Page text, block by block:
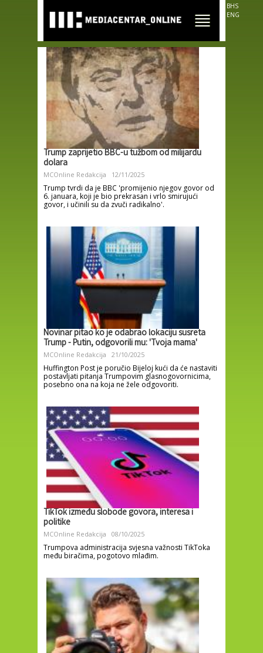
main
content
BHS
ENG
Trump zaprijetio BBC-u tužbom od milijardu
dolara
MCOnline Redakcija 12/11/2025
Trump tvrdi da je BBC 'promijenio njegov govor od
6. januara, koji je bio prekrasan i vrlo smirujući
govor, i učinili su da zvuči radikalno'.
Novinar pitao ko je odabrao lokaciju susreta
Trump - Putin, odgovorili mu: 'Tvoja mama'
MCOnline Redakcija 21/10/2025
Huffington Post je poručio Bijeloj kući da će nastaviti
postavljati pitanja Trumpovim glasnogovornicima,
posebno ona na koja ne žele odgovoriti.
TikTok između slobode govora, interesa i
politike
MCOnline Redakcija 08/10/2025
Trumpova administracija svjesna važnosti TikToka
među biračima, pogotovo mlađim.